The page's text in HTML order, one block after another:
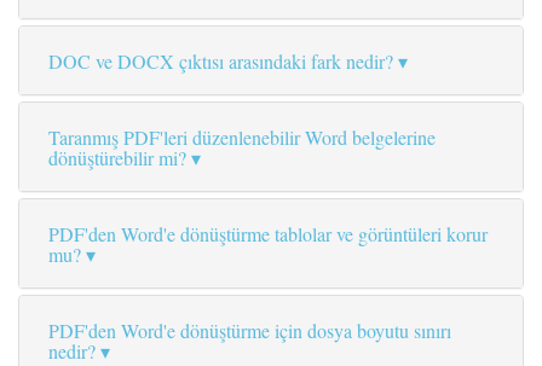
DOC ve DOCX çıktısı arasındaki fark nedir?
Taranmış PDF'leri düzenlenebilir Word belgelerine
dönüştürebilir mi?
PDF'den Word'e dönüştürme tablolar ve görüntüleri korur
mu?
PDF'den Word'e dönüştürme için dosya boyutu sınırı
nedir?